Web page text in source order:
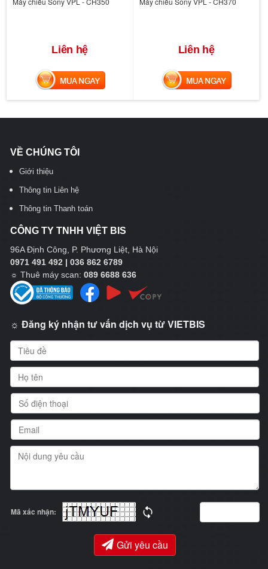
Liên hệ
MUA NGAY
Liên hệ
MUA NGAY
VỀ CHÚNG TÔI
Giới thiệu
Thông tin Liên hệ
Thông tin Thanh toán
CÔNG TY TNHH VIỆT BIS
96A Định Công, P. Phương Liệt, Hà Nội
0971 491 492 | 036 862 6789
☼ Thuê máy scan: 089 6688 636
☼ Đăng ký nhận tư vấn dịch vụ từ VIETBIS
Mã xác nhận:
Gửi yêu cầu